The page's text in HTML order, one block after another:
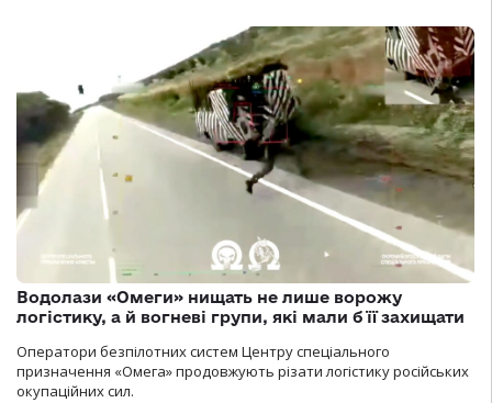
Водолази «Омеги» нищать не лише ворожу
логістику, а й вогневі групи, які мали б її захищати
Оператори безпілотних систем Центру спеціального
призначення «Омега» продовжують різати логістику російських
окупаційних сил.